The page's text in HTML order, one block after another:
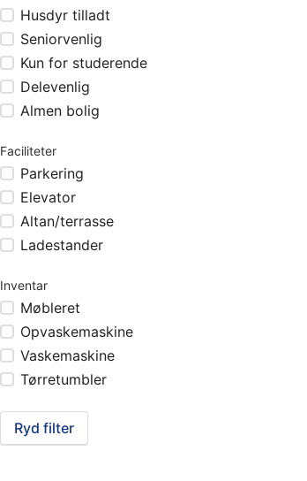
Husdyr tilladt
Seniorvenlig
Kun for studerende
Delevenlig
Almen bolig
Faciliteter
Parkering
Elevator
Altan/terrasse
Ladestander
Inventar
Møbleret
Opvaskemaskine
Vaskemaskine
Tørretumbler
Ryd filter